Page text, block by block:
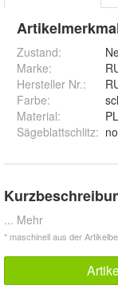
Zustand:
Marke:
Hersteller Nr.:
Farbe:
Material:
Sägeblattschlitz:
... Mehr
* maschinell aus der